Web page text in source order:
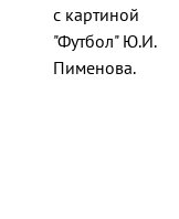
с картиной
"Футбол" Ю.И.
Пименова.